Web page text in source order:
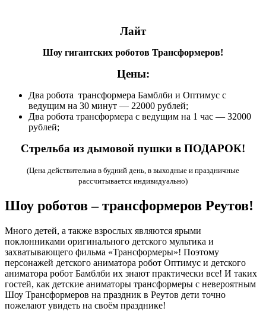
Лайт
Шоу гигантских роботов Трансформеров!
Цены:
Два робота трансформера Бамблби и Оптимус с
ведущим на 30 минут — 22000 рублей;
Два робота трансформера с ведущим на 1 час — 32000
рублей;
Стрельба из дымовой пушки в ПОДАРОК!
(Цена действительна в будний день, в выходные и праздничные
рассчитывается индивидуально)
Шоу роботов – трансформеров Реутов!
Много детей, а также взрослых являются ярыми
поклонниками оригинального детского мультика и
захватывающего фильма «Трансформеры»! Поэтому
персонажей детского аниматора робот Оптимус и детского
аниматора робот Бамблби их знают практически все! И таких
гостей, как детские аниматоры трансформеры с невероятным
Шоу Трансформеров на праздник в Реутов дети точно
пожелают увидеть на своём празднике!